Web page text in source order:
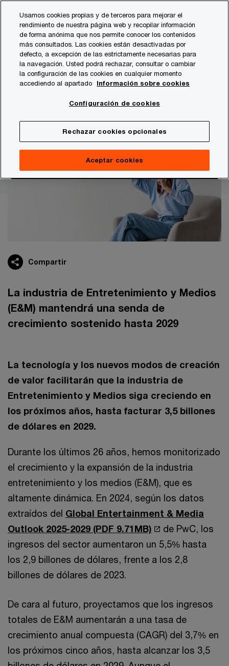
content
footer
Entretenimiento y medios
Ser ágiles en un mundo que cambia
constantemente
Entertainment and Media
Outlook 2025-2029
Compartir
La industria de Entretenimiento y Medios
(E&M) mantendrá una senda de
crecimiento sostenido hasta 2029
La tecnología y los nuevos modos de creación
de valor facilitarán que la industria de
Entretenimiento y Medios siga creciendo en
los próximos años, hasta facturar 3,5 billones
de dólares en 2029.
Durante los últimos 26 años, hemos monitorizado
el crecimiento y la expansión de la industria
entretenimiento y los medios (E&M), que es
altamente dinámica. En 2024, según los datos
extraídos del Global Entertainment & Media
Outlook 2025-2029 (PDF 9.71MB)
de PwC, los
ingresos del sector aumentaron un 5,5% hasta
los 2,9 billones de dólares, frente a los 2,8
billones de dólares de 2023.
De cara al futuro, proyectamos que los ingresos
totales de E&M aumentarán a una tasa de
crecimiento anual compuesta (CAGR) del 3,7% en
los próximos cinco años, hasta alcanzar los 3,5
Usamos cookies propias y de terceros para mejorar el
rendimiento de nuestra página web y recopilar información
de forma anónima que nos permite conocer los contenidos
más consultados. Las cookies están desactivadas por
defecto, a excepción de las estrictamente necesarias para
la navegación. Usted podrá rechazar, consultar o cambiar
la configuración de las cookies en cualquier momento
accediendo al apartado
Información sobre cookies
Configuración de cookies
Rechazar cookies opcionales
Aceptar cookies